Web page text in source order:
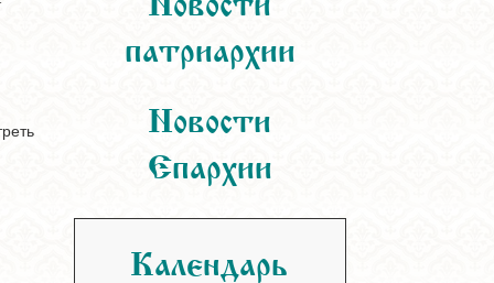
патриархии
Новости
Епархии
Календарь